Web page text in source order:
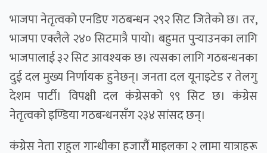
भाजपा नेतृत्वको एनडिए गठबन्धन २९२ सिट जितेको छ। तर,
भाजपा एक्लैले २४० सिटमात्रै पायो। बहुमत पुर्‍याउनका लागि
भाजपालाई ३२ सिट आवश्यक छ। त्यसका लागि गठबन्धनका
दुई दल मुख्य निर्णायक हुनेछन्। जनता दल यूनाइटेड र तेलगु
देशम पार्टी। विपक्षी दल कंग्रेसको ९९ सिट छ। कंग्रेस
नेतृत्वको इण्डिया गठबन्धनसँग २३४ सांसद छन्।
कंग्रेस नेता राहुल गान्धीका हजारौं माइलका २ लामा यात्राहरू